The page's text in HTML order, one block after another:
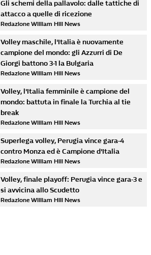
Gli schemi della pallavolo: dalle tattiche di
attacco a quelle di ricezione
Redazione William Hill News
Volley maschile, l'Italia è nuovamente
campione del mondo: gli Azzurri di De
Giorgi battono 3-1 la Bulgaria
Redazione William Hill News
Volley, l'Italia femminile è campione del
mondo: battuta in finale la Turchia al tie
break
Redazione William Hill News
Superlega volley, Perugia vince gara-4
contro Monza ed è Campione d'Italia
Redazione William Hill News
Volley, finale playoff: Perugia vince gara-3 e
si avvicina allo Scudetto
Redazione William Hill News